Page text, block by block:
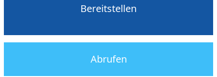
Bereitstellen
Abrufen